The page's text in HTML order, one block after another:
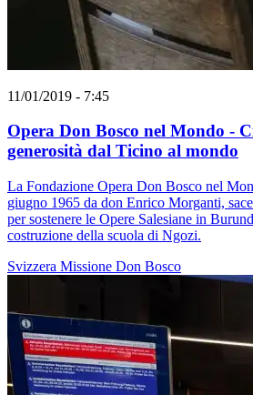
11/01/2019 - 7:45
Opera Don Bosco nel Mondo -
generosità dal Ticino al mondo
La Fondazione Opera Don Bosco nel
giugno 1965 da don Enrico Morganti,
per sostenere le Opere Salesiane in
costruzione della scuola di Ngozi.
Svizzera Missione Don Bosco